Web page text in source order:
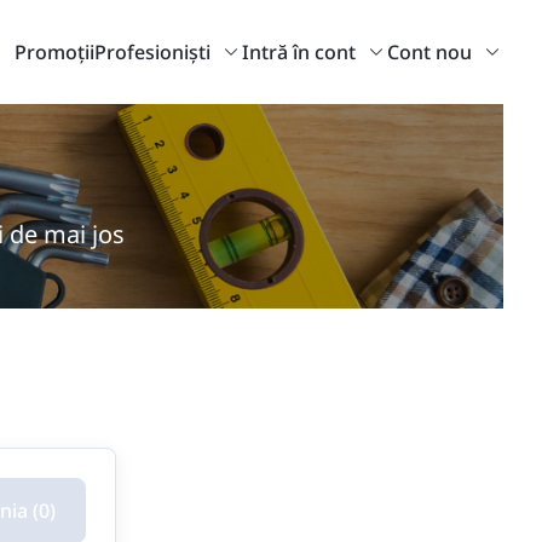
PromoțiiProfesioniști Intră în cont Cont nou
de mai jos
(0)